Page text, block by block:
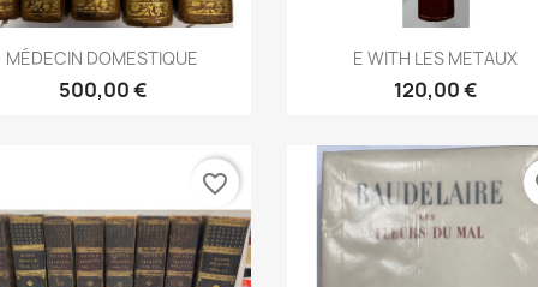
Aperçu rapide
MÉDECIN DOMESTIQUE
500,00 €
Aperçu rapide
E WITH LES METAUX
120,00 €
favorite_border